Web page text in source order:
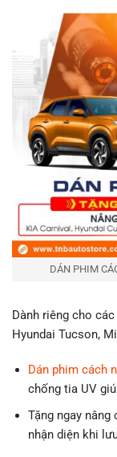
DÁN PHIM
Dành riêng cho
Hyundai Tucson,
Dán phim cách
chống tia UV
Tặng ngay nâng
nhận diện khi